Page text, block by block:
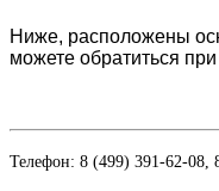
Ниже, расположены
можете обратиться
Телефон: 8 (499) 391-62-08,